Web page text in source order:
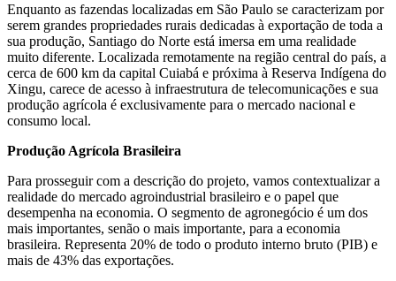
Enquanto as fazendas localizadas em São Paulo se caracterizam por
serem grandes propriedades rurais dedicadas à exportação de toda a
sua produção, Santiago do Norte está imersa em uma realidade
muito diferente. Localizada remotamente na região central do país, a
cerca de 600 km da capital Cuiabá e próxima à Reserva Indígena do
Xingu, carece de acesso à infraestrutura de telecomunicações e sua
produção agrícola é exclusivamente para o mercado nacional e
consumo local.
Produção Agrícola Brasileira
Para prosseguir com a descrição do projeto, vamos contextualizar a
realidade do mercado agroindustrial brasileiro e o papel que
desempenha na economia. O segmento de agronegócio é um dos
mais importantes, senão o mais importante, para a economia
brasileira. Representa 20% de todo o produto interno bruto (PIB) e
mais de 43% das exportações.